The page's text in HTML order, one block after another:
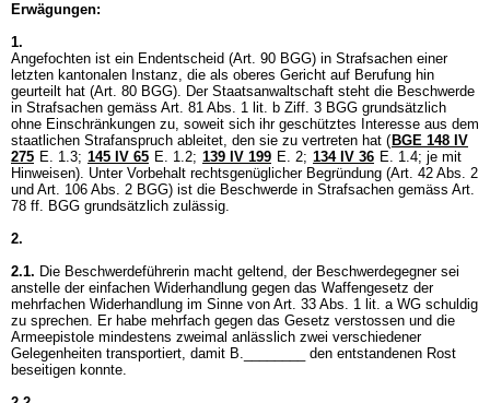
Erwägungen:
1.
Angefochten ist ein Endentscheid (Art. 90 BGG) in Strafsachen einer
letzten kantonalen Instanz, die als oberes Gericht auf Berufung hin
geurteilt hat (Art. 80 BGG). Der Staatsanwaltschaft steht die Beschwerde
in Strafsachen gemäss Art. 81 Abs. 1 lit. b Ziff. 3 BGG grundsätzlich
ohne Einschränkungen zu, soweit sich ihr geschütztes Interesse aus dem
staatlichen Strafanspruch ableitet, den sie zu vertreten hat ( BGE 148 IV
275 E. 1.3; 145 IV 65 E. 1.2; 139 IV 199 E. 2; 134 IV 36 E. 1.4; je mit
Hinweisen). Unter Vorbehalt rechtsgenüglicher Begründung (Art. 42 Abs. 2
und Art. 106 Abs. 2 BGG) ist die Beschwerde in Strafsachen gemäss Art.
78 ff. BGG grundsätzlich zulässig.
2.
2.1. Die Beschwerdeführerin macht geltend, der Beschwerdegegner sei
anstelle der einfachen Widerhandlung gegen das Waffengesetz der
mehrfachen Widerhandlung im Sinne von Art. 33 Abs. 1 lit. a WG schuldig
zu sprechen. Er habe mehrfach gegen das Gesetz verstossen und die
Armeepistole mindestens zweimal anlässlich zwei verschiedener
Gelegenheiten transportiert, damit B.________ den entstandenen Rost
beseitigen konnte.